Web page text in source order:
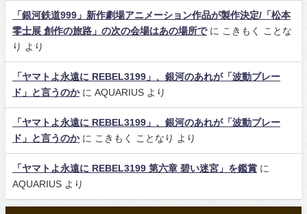
「銀河鉄道999」新作劇場アニメーション作品が製作決定/「松本
零士展 創作の旅路」の次の会場はあの場所でに こきもく ことな
り
より
「ヤマトよ永遠に REBEL3199」、銀河のあれが「波動ブレー
ド」と言うのかに AQUARIUS より
「ヤマトよ永遠に REBEL3199」、銀河のあれが「波動ブレー
ド」と言うのかに こきもく ことなり より
「ヤマトよ永遠に REBEL3199 第六章 碧い迷宮」を鑑賞 に
AQUARIUS より